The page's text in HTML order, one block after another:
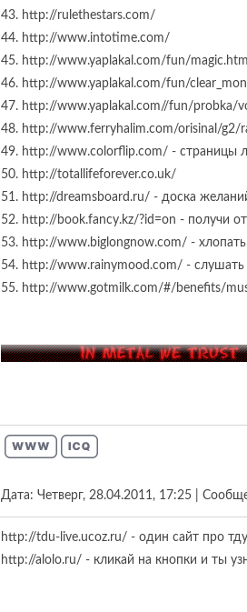
43. http://rulethestars.com/
44. http://www.intotime.com/
45. http://www.yaplakal.com/fun/
46. http://www.yaplakal.com/fun/
47. http://www.yaplakal.com//fun/probka/
48. http://www.ferryhalim.com/orisinal/g2/
49. http://www.colorflip.com/ - страницы
50. http://totallifeforever.co.uk/
51. http://dreamsboard.ru/ - доска
52. http://book.fancy.kz/?id=on - получи
53. http://www.biglongnow.com/ -
54. http://www.rainymood.com/ -
55. http://www.gotmilk.com/#/benefits/
Дата: Четверг, 28.04.2011, 17:25 |
http://tdu-live.ucoz.ru/ - один сайт про тду
http://alolo.ru/ - кликай на кнопки и ты